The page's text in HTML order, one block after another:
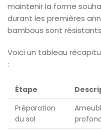
maintenir la forme
durant les premières
bambous sont
Voici un tableau
:
Étape
Préparation
du sol